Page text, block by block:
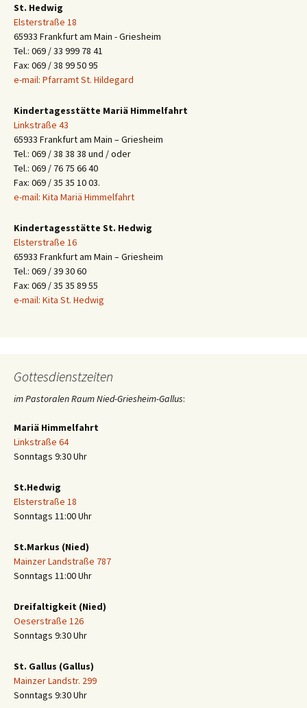
St. Hedwig
Elsterstraße 18
65933 Frankfurt am Main - Griesheim
Tel.: 069 / 33 999 78 41
Fax: 069 / 38 99 50 95
e-mail: Pfarramt St. Hildegard
Kindertagesstätte Mariä Himmelfahrt
Linkstraße 43
65933 Frankfurt am Main – Griesheim
Tel.: 069 / 38 38 38 und / oder
Tel.: 069 / 76 75 66 40
Fax: 069 / 35 35 10 03.
e-mail: Kita Mariä Himmelfahrt
Kindertagesstätte St. Hedwig
Elsterstraße 16
65933 Frankfurt am Main – Griesheim
Tel.: 069 / 39 30 60
Fax: 069 / 35 35 89 55
e-mail: Kita St. Hedwig
Gottesdienstzeiten
im Pastoralen Raum Nied-Griesheim-Gallus:
Mariä Himmelfahrt
Linkstraße 64
Sonntags 9:30 Uhr
St.Hedwig
Elsterstraße 18
Sonntags 11:00 Uhr
St.Markus (Nied)
Mainzer Landstraße 787
Sonntags 11:00 Uhr
Dreifaltigkeit (Nied)
Oeserstraße 126
Sonntags 9:30 Uhr
St. Gallus (Gallus)
Mainzer Landstr. 299
Sonntags 9:30 Uhr